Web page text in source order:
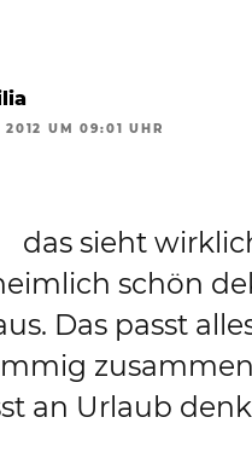
2012 UM 09:01 UHR
das sieht
schön
Das passt
an Urlaub